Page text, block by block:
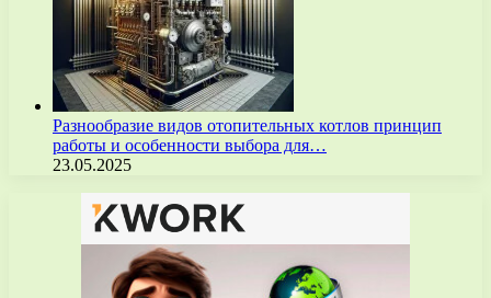
Разнообразие видов отопительных котлов принцип
работы и особенности выбора для…
23.05.2025